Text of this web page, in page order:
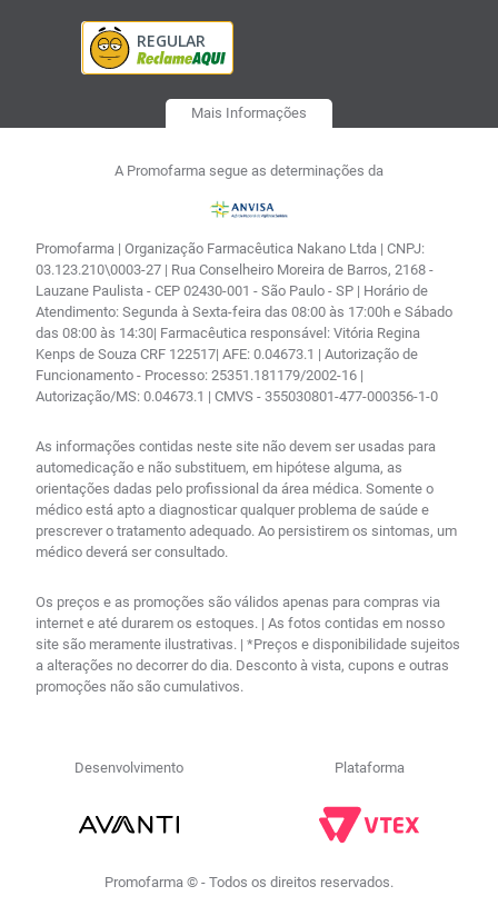
Mais Informações
A Promofarma segue as determinações da
Promofarma | Organização Farmacêutica Nakano Ltda | CNPJ:
03.123.210\0003-27 | Rua Conselheiro Moreira de Barros, 2168 -
Lauzane Paulista - CEP 02430-001 - São Paulo - SP | Horário de
Atendimento: Segunda à Sexta-feira das 08:00 às 17:00h e Sábado
das 08:00 às 14:30| Farmacêutica responsável: Vitória Regina
Kenps de Souza CRF 122517| AFE: 0.04673.1 | Autorização de
Funcionamento - Processo: 25351.181179/2002-16 |
Autorização/MS: 0.04673.1 | CMVS - 355030801-477-000356-1-0
As informações contidas neste site não devem ser usadas para
automedicação e não substituem, em hipótese alguma, as
orientações dadas pelo profissional da área médica. Somente o
médico está apto a diagnosticar qualquer problema de saúde e
prescrever o tratamento adequado. Ao persistirem os sintomas, um
médico deverá ser consultado.
Os preços e as promoções são válidos apenas para compras via
internet e até durarem os estoques. | As fotos contidas em nosso
site são meramente ilustrativas. | *Preços e disponibilidade sujeitos
a alterações no decorrer do dia. Desconto à vista, cupons e outras
promoções não são cumulativos.
Desenvolvimento Plataforma
Promofarma © - Todos os direitos reservados.